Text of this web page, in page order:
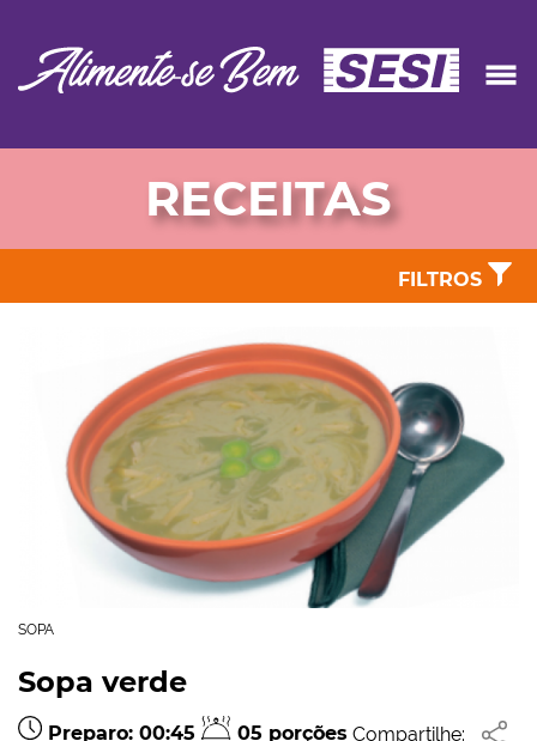
RECEITAS
FILTROS
SOPA
Sopa verde
Preparo: 00:45 05 porções Compartilhe: